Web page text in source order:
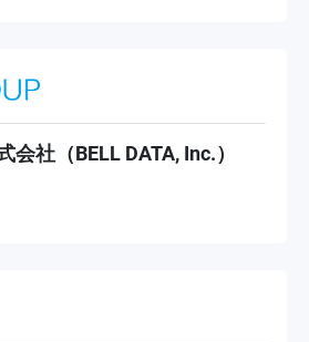
会社（BELL DATA, Inc.）